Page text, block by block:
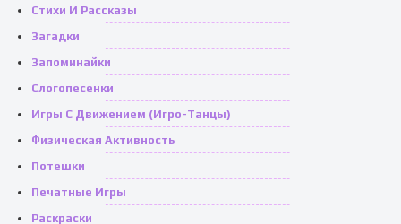
Стихи И Рассказы
Загадки
Запоминайки
Слогопесенки
Игры С Движением (игро-Танцы)
Физическая Активность
Потешки
Печатные Игры
Раскраски